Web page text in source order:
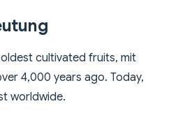
cultivated fruits, mit
4,000 years ago. Today,
worldwide.